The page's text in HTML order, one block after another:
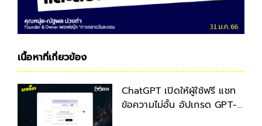
เนื้อหาที่เกี่ยวข้อง
ChatGPT เปิดให้ผู้ใช้ฟรี แชท
ข้อความไม่อั้น อัปเกรด GPT-